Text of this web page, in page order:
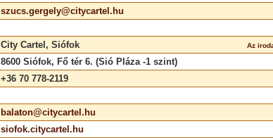
szucs.gergely@citycartel.hu
City Cartel, Siófok Az
8600 Siófok, Fő tér 6. (Sió Pláza -1 szint)
+36 70 778-2119
balaton@citycartel.hu
siofok.citycartel.hu